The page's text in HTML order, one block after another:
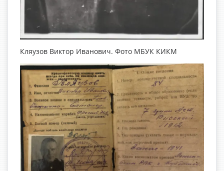
Кляузов Виктор Иванович. Фото МБУК КИКМ